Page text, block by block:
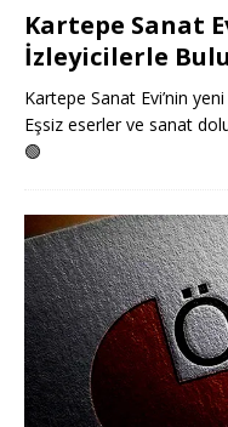
Kartepe Sanat
İzleyicilerle
Kartepe Sanat Evi’nin
Eşsiz eserler ve sanat
🟢